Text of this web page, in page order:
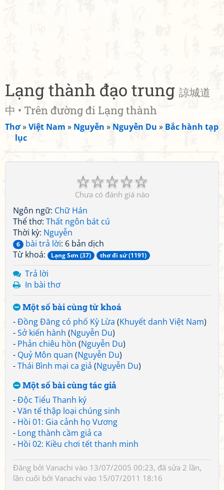
Lạng thành đạo trung 諒城道
中 • Trên đường đi Lạng thành
Thơ»Việt Nam » Nguyễn » Nguyễn Du » Bắc hành tạp
lục
☆
☆
☆
☆
☆
Chưa có đánh giá nào
Ngôn ngữ: Chữ Hán
Thể thơ: Thất ngôn bát cú
Thời kỳ: Nguyễn
6 bài trả lời: 6 bản dịch
Từ khoá:
Lạng Sơn (37) thơ đi sứ (1191)
Trả lời
In bài thơ
Một số bài cùng từ khoá
-Đồng Đăng có phố Kỳ Lừa (Khuyết danh Việt Nam)
-Sở kiến hành (Nguyễn Du)
- Phản chiêu hồn (Nguyễn Du)
- Quỷ Môn quan (Nguyễn Du)
-Thái Bình mại ca giả (Nguyễn Du)
Một số bài cùng tác giả
-Độc Tiểu Thanh ký
-Văn tế thập loại chúng sinh
- Hồi 01: Gia cảnh họ Vương
- Long thành cầm giả ca
- Hồi 02: Kiều chơi tết thanh minh
Đăng bởi Vanachi vào 13/07/2005 00:23, đã sửa 2 lần,
lần cuối bởi Vanachi vào 15/07/2011 18:16